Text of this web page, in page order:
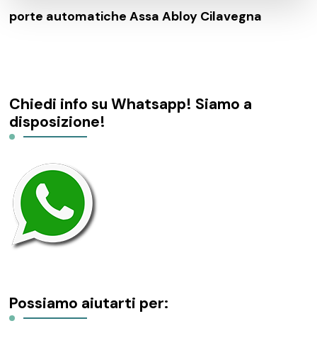
porte automatiche Assa Abloy Cilavegna
Chiedi info su Whatsapp! Siamo a
disposizione!
Possiamo aiutarti per: